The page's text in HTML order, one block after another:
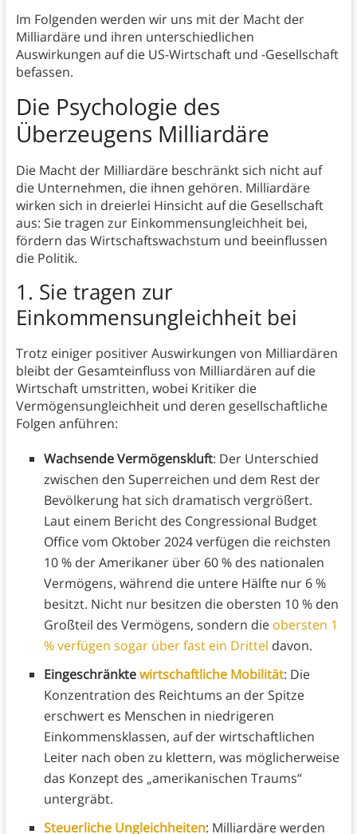
Im Folgenden werden wir uns mit der Macht der
Milliardäre und ihren unterschiedlichen
Auswirkungen auf die US-Wirtschaft und -Gesellschaft
befassen.
Die Psychologie des
Überzeugens Milliardäre
Die Macht der Milliardäre beschränkt sich nicht auf
die Unternehmen, die ihnen gehören. Milliardäre
wirken sich in dreierlei Hinsicht auf die Gesellschaft
aus: Sie tragen zur Einkommensungleichheit bei,
fördern das Wirtschaftswachstum und beeinflussen
die Politik.
1. Sie tragen zur
Einkommensungleichheitbei
Trotz einiger positiver Auswirkungen von Milliardären
bleibt der Gesamteinfluss von Milliardären auf die
Wirtschaft umstritten, wobei Kritiker die
Vermögensungleichheit und deren gesellschaftliche
Folgen anführen:
Wachsende Vermögenskluft: Der Unterschied
zwischen den Superreichen und dem Rest der
Bevölkerung hat sich dramatisch vergrößert.
Laut einem Bericht des Congressional Budget
Office vom Oktober 2024 verfügen die reichsten
10 % der Amerikaner über 60 % des nationalen
Vermögens, während die untere Hälfte nur 6 %
besitzt. Nicht nur besitzen die obersten 10 % den
Großteil des Vermögens, sondern die obersten 1
% verfügen sogar über fast ein Drittel davon.
Eingeschränktewirtschaftliche Mobilität: Die
Konzentration des Reichtums an der Spitze
erschwert es Menschen in niedrigeren
Einkommensklassen, auf der wirtschaftlichen
Leiter nach oben zu klettern, was möglicherweise
das Konzept des „amerikanischen Traums“
untergräbt.
Steuerliche Ungleichheiten: Milliardäre werden